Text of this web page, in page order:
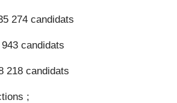
274 candidats
candidats
218 candidats
;